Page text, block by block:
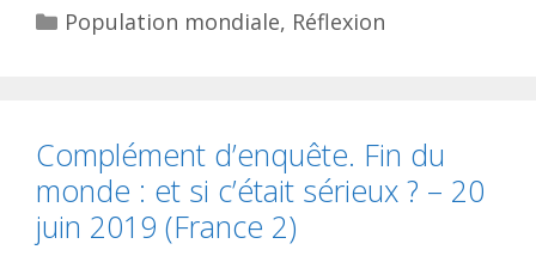
Catégories
Population mondiale, Réflexion
Complément d’enquête. Fin du
monde : et si c’était sérieux ? – 20
juin 2019 (France 2)